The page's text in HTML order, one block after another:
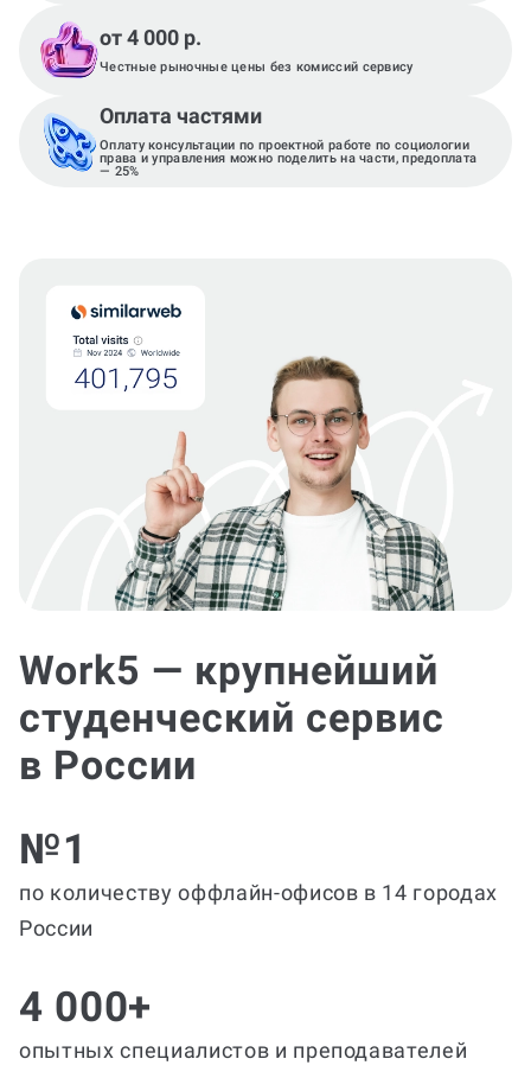
от 4 000 р.
Честные рыночные цены без комиссий сервису
Оплата частями
Оплату консультации по проектной работе по социологии
права и управления можно поделить на части, предоплата
— 25%
Work5 — крупнейший
студенческий сервис
в России
№1
по количеству оффлайн-офисов в 14 городах
России
4 000+
опытных специалистов и преподавателей